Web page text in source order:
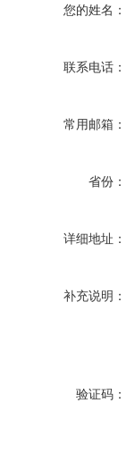
您的姓名：
联系电话：
常用邮箱：
省份：
详细地址：
补充说明：
验证码：